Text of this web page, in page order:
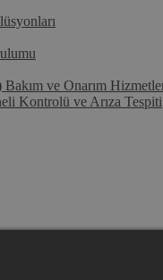
ve Onarım
Kontrolü ve Arıza Tespiti